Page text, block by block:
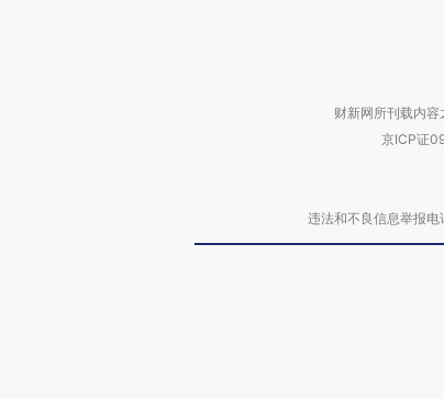
财新网所刊载内
京ICP证
违法和不良信息举报